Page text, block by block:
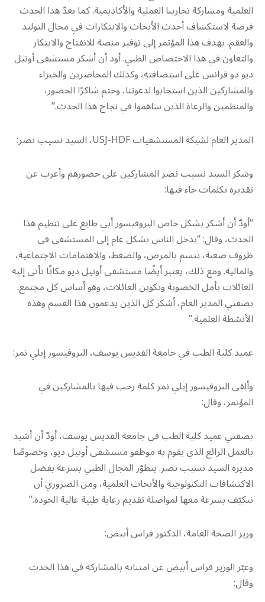
العلمية ومشاركة تجاربنا العملية والأكاديمية. كما يعدّ هذا الحدث
فرصة لاستكشاف أحدث الأبحاث والابتكارات في مجال التوليد
والعقم. يهدف هذا المؤتمر إلى توفير منصة للانفتاح والابتكار
والتعاون في هذا الاختصاص الطبي. أود أن أشكر مستشفى أوتيل
ديو دو فرانس على استضافته، وكذلك المحاضرين والخبراء
والمشاركين الذين استجابوا لدعوتنا، وختم شاكرًا الحضور،
والمنظمين والرعاة الذين ساهموا في نجاح هذا الحدث.”
المدير العام لشبكة المستشفيات USJ-HDF، السيد نسيب نصر:
وشكر السيد نسيب نصر المشاركين على حضورهم وأعرب عن
تقديره بكلمات جاء فيها:
“أودّ أن أشكر بشكل خاص البروفيسور أبي طايع على تنظيم هذا
الحدث، وقال: “يدخل الناس بشكل عام إلى المستشفى في
ظروف صعبة، تتسم بالمرض، والضغط، والاهتمامات الاجتماعية،
والمالية. ومع ذلك، يعتبر أيضًا مستشفى أوتيل ديو مكانًا تأتي إليه
العائلات بأمل الخصوبة وتكوين العائلات، وهو أساس كل مجتمع.
بصفتي المدير العام، أشكر كل الذين يدعمون هذا القسم وهذه
الأنشطة العلمية.”
عميد كلية الطب في جامعة القديس يوسف، البروفيسور إيلي نمر:
وألقى البروفيسور إيلي نمر كلمة رحب فيها بالمشاركين في
المؤتمر، وقال:
بصفتي عميد كلية الطب في جامعة القديس يوسف، أودّ أن أشيد
بالعمل الرائع الذي يقوم به موظفو مستشفى أوتيل ديو، وخصوصًا
مديره السيد نسيب نصر. يتطوّر المجال الطبي بسرعة بفضل
الاكتشافات التكنولوجية والأبحاث العلمية، ومن الضروري أن
نتكيّف بسرعة معها لمواصلة تقديم رعاية طبية عالية الجودة.”
وزير الصحة العامة، الدكتور فراس أبيض:
وعبّر الوزير فراس أبيض عن امتنانه بالمشاركة في هذا الحدث
وقال: